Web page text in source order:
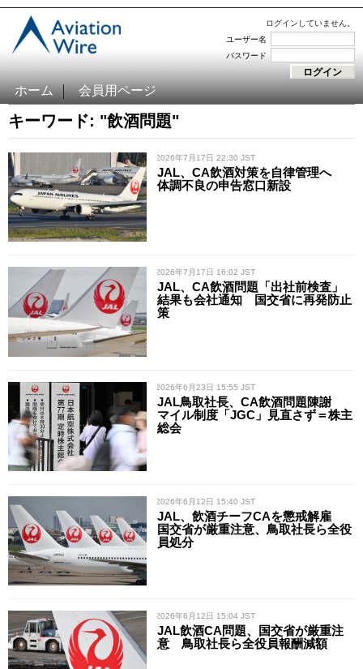
ログインしていません。
ユーザー名
パスワード
ホーム 会員用ページ
キーワード: "飲酒問題"
/ 2026年7月17日 22:30 JST
JAL、CA飲酒対策を自律管理へ
体調不良の申告窓口新設
/ 2026年7月17日 16:02 JST
JAL、CA飲酒問題「出社前検査」
結果も会社通知 国交省に再発防止
策
/ 2026年6月23日 15:55 JST
JAL鳥取社長、CA飲酒問題陳謝
マイル制度「JGC」見直さず＝株主
総会
/ 2026年6月12日 15:40 JST
JAL、飲酒チーフCAを懲戒解雇
国交省が厳重注意、鳥取社長ら全役
員処分
/ 2026年6月12日 15:04 JST
JAL飲酒CA問題、国交省が厳重注
意 鳥取社長ら全役員報酬減額